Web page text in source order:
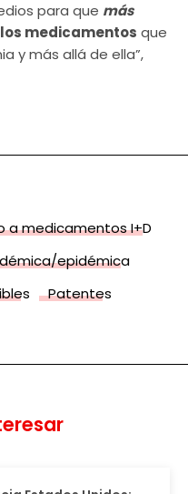
para que más
medicamentos que
y más allá de ella”,
a medicamentos I+D
epidémica
Patentes